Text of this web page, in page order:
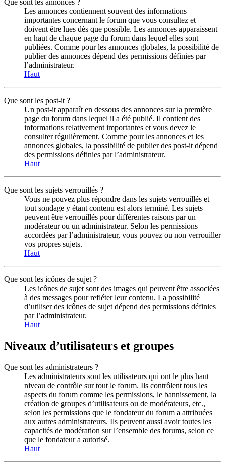
Que sont les annonces ?
Les annonces contiennent souvent des informations
importantes concernant le forum que vous consultez et
doivent être lues dès que possible. Les annonces apparaissent
en haut de chaque page du forum dans lequel elles sont
publiées. Comme pour les annonces globales, la possibilité de
publier des annonces dépend des permissions définies par
l’administrateur.
Haut
Que sont les post-it ?
Un post-it apparaît en dessous des annonces sur la première
page du forum dans lequel il a été publié. Il contient des
informations relativement importantes et vous devez le
consulter régulièrement. Comme pour les annonces et les
annonces globales, la possibilité de publier des post-it dépend
des permissions définies par l’administrateur.
Haut
Que sont les sujets verrouillés ?
Vous ne pouvez plus répondre dans les sujets verrouillés et
tout sondage y étant contenu est alors terminé. Les sujets
peuvent être verrouillés pour différentes raisons par un
modérateur ou un administrateur. Selon les permissions
accordées par l’administrateur, vous pouvez ou non verrouiller
vos propres sujets.
Haut
Que sont les icônes de sujet ?
Les icônes de sujet sont des images qui peuvent être associées
à des messages pour refléter leur contenu. La possibilité
d’utiliser des icônes de sujet dépend des permissions définies
par l’administrateur.
Haut
Niveaux d’utilisateurs et groupes
Que sont les administrateurs ?
Les administrateurs sont les utilisateurs qui ont le plus haut
niveau de contrôle sur tout le forum. Ils contrôlent tous les
aspects du forum comme les permissions, le bannissement, la
création de groupes d’utilisateurs ou de modérateurs, etc.,
selon les permissions que le fondateur du forum a attribuées
aux autres administrateurs. Ils peuvent aussi avoir toutes les
capacités de modération sur l’ensemble des forums, selon ce
que le fondateur a autorisé.
Haut